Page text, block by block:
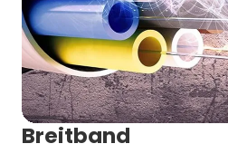
Breitband